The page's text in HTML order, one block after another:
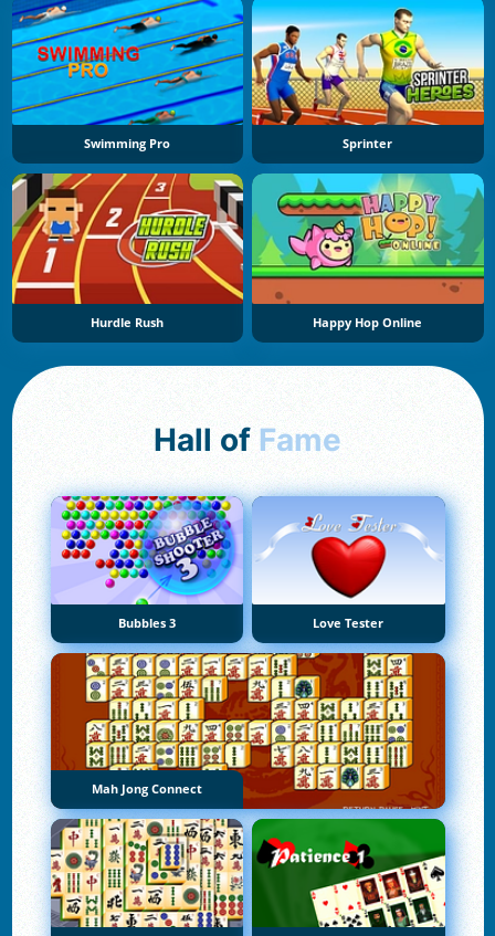
Swimming Pro Sprinter
Hurdle Rush Happy Hop Online
Hall of Fame
Bubbles 3 Love Tester
Mah Jong Connect